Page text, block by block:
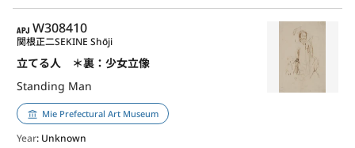
APJ
W308410
立てる人 ＊裏：少女立像
Standing Man
関根正二SEKINE Shōji
Mie Prefectural Art Museum
Year: Unknown